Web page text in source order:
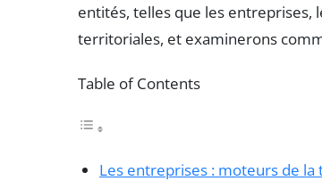
entités, telles que les entreprises,
territoriales, et examinerons
Table of Contents
Les entreprises : moteurs de la